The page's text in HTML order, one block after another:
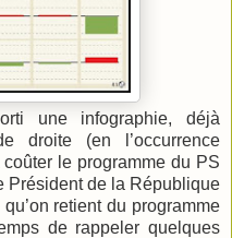
une infographie, déjà
droite (en l’occurrence
le programme du PS
Président de la République
retient du programme
de rappeler quelques